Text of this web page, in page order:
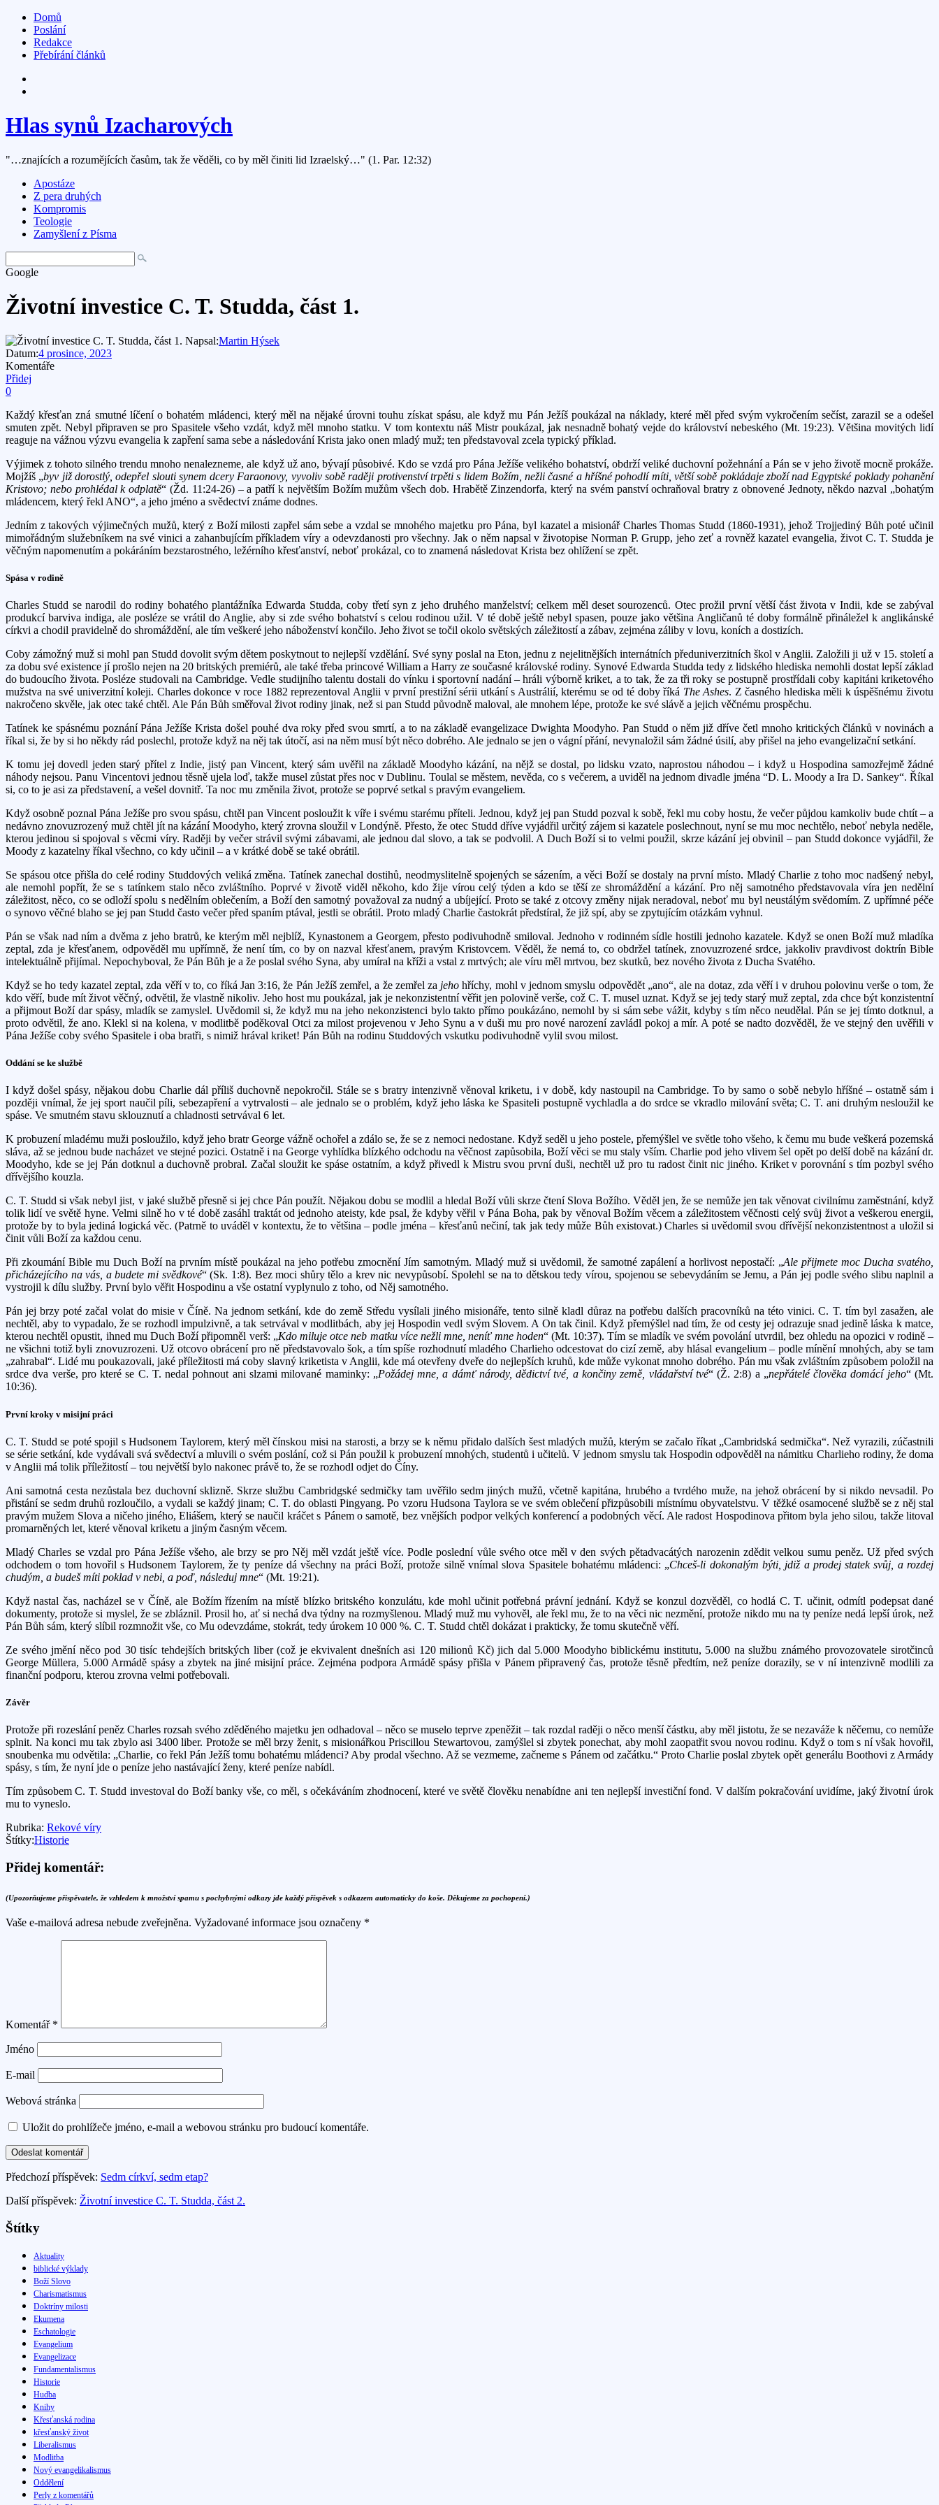
Domů
Poslání
Redakce
Přebírání článků
Hlas synů Izacharových
"…znajících a rozumějících časům, tak že věděli, co by měl činiti lid Izraelský…" (1. Par. 12:32)
Apostáze
Z pera druhých
Kompromis
Teologie
Zamyšlení z Písma
Google
Životní investice C. T. Studda, část 1.
Napsal:Martin Hýsek
Datum:4 prosince, 2023
Komentáře
Přidej
0
Každý křesťan zná smutné líčení o bohatém mládenci, který měl na nějaké úrovni touhu získat spásu, ale když mu Pán Ježíš poukázal na náklady, které měl před svým vykročením sečíst, zarazil se a odešel
smuten zpět. Nebyl připraven se pro Spasitele všeho vzdát, když měl mnoho statku. V tom kontextu náš Mistr poukázal, jak nesnadně bohatý vejde do království nebeského (Mt. 19:23). Většina movitých lidí
reaguje na vážnou výzvu evangelia k zapření sama sebe a následování Krista jako onen mladý muž; ten představoval zcela typický příklad.
Výjimek z tohoto silného trendu mnoho nenalezneme, ale když už ano, bývají působivé. Kdo se vzdá pro Pána Ježíše velikého bohatství, obdrží veliké duchovní požehnání a Pán se v jeho životě mocně prokáže.
Mojžíš „byv již dorostlý, odepřel slouti synem dcery Faraonovy, vyvoliv sobě raději protivenství trpěti s lidem Božím, nežli časné a hříšné pohodlí míti, větší sobě pokládaje zboží nad Egyptské poklady pohanění
Kristovo; nebo prohlédal k odplatě“ (Žd. 11:24-26) – a patří k největším Božím mužům všech dob. Hrabětě Zinzendorfa, který na svém panství ochraňoval bratry z obnovené Jednoty, někdo nazval „bohatým
mládencem, který řekl ANO“, a jeho jméno a svědectví známe dodnes.
Jedním z takových výjimečných mužů, který z Boží milosti zapřel sám sebe a vzdal se mnohého majetku pro Pána, byl kazatel a misionář Charles Thomas Studd (1860-1931), jehož Trojjediný Bůh poté učinil
mimořádným služebníkem na své vinici a zahanbujícím příkladem víry a odevzdanosti pro všechny. Jak o něm napsal v životopise Norman P. Grupp, jeho zeť a rovněž kazatel evangelia, život C. T. Studda je
věčným napomenutím a pokáráním bezstarostného, ležérního křesťanství, neboť prokázal, co to znamená následovat Krista bez ohlížení se zpět.
Spása v rodině
Charles Studd se narodil do rodiny bohatého plantážníka Edwarda Studda, coby třetí syn z jeho druhého manželství; celkem měl deset sourozenců. Otec prožil první větší část života v Indii, kde se zabýval
produkcí barviva indiga, ale posléze se vrátil do Anglie, aby si zde svého bohatství s celou rodinou užil. V té době ještě nebyl spasen, pouze jako většina Angličanů té doby formálně přináležel k anglikánské
církvi a chodil pravidelně do shromáždění, ale tím veškeré jeho náboženství končilo. Jeho život se točil okolo světských záležitostí a zábav, zejména záliby v lovu, koních a dostizích.
Coby zámožný muž si mohl pan Studd dovolit svým dětem poskytnout to nejlepší vzdělání. Své syny poslal na Eton, jednu z nejelitnějších internátních předuniverzitních škol v Anglii. Založili ji už v 15. století a
za dobu své existence jí prošlo nejen na 20 britských premiérů, ale také třeba princové William a Harry ze současné královské rodiny. Synové Edwarda Studda tedy z lidského hlediska nemohli dostat lepší základ
do budoucího života. Posléze studovali na Cambridge. Vedle studijního talentu dostali do vínku i sportovní nadání – hráli výborně kriket, a to tak, že za tři roky se postupně prostřídali coby kapitáni kriketového
mužstva na své univerzitní koleji. Charles dokonce v roce 1882 reprezentoval Anglii v první prestižní sérii utkání s Austrálií, kterému se od té doby říká The Ashes. Z časného hlediska měli k úspěšnému životu
nakročeno skvěle, jak otec také chtěl. Ale Pán Bůh směřoval život rodiny jinak, než si pan Studd původně maloval, ale mnohem lépe, protože ke své slávě a jejich věčnému prospěchu.
Tatínek ke spásnému poznání Pána Ježíše Krista došel pouhé dva roky před svou smrtí, a to na základě evangelizace Dwighta Moodyho. Pan Studd o něm již dříve četl mnoho kritických článků v novinách a
říkal si, že by si ho někdy rád poslechl, protože když na něj tak útočí, asi na něm musí být něco dobrého. Ale jednalo se jen o vágní přání, nevynaložil sám žádné úsilí, aby přišel na jeho evangelizační setkání.
K tomu jej dovedl jeden starý přítel z Indie, jistý pan Vincent, který sám uvěřil na základě Moodyho kázání, na nějž se dostal, po lidsku vzato, naprostou náhodou – i když u Hospodina samozřejmě žádné
náhody nejsou. Panu Vincentovi jednou těsně ujela loď, takže musel zůstat přes noc v Dublinu. Toulal se městem, nevěda, co s večerem, a uviděl na jednom divadle jména “D. L. Moody a Ira D. Sankey“. Říkal
si, co to je asi za představení, a vešel dovnitř. Ta noc mu změnila život, protože se poprvé setkal s pravým evangeliem.
Když osobně poznal Pána Ježíše pro svou spásu, chtěl pan Vincent posloužit k víře i svému starému příteli. Jednou, když jej pan Studd pozval k sobě, řekl mu coby hostu, že večer půjdou kamkoliv bude chtít – a
nedávno znovuzrozený muž chtěl jít na kázání Moodyho, který zrovna sloužil v Londýně. Přesto, že otec Studd dříve vyjádřil určitý zájem si kazatele poslechnout, nyní se mu moc nechtělo, neboť nebyla neděle,
kterou jedinou si spojoval s věcmi víry. Raději by večer strávil svými zábavami, ale jednou dal slovo, a tak se podvolil. A Duch Boží si to velmi použil, skrze kázání jej obvinil – pan Studd dokonce vyjádřil, že
Moody z kazatelny říkal všechno, co kdy učinil – a v krátké době se také obrátil.
Se spásou otce přišla do celé rodiny Studdových veliká změna. Tatínek zanechal dostihů, neodmyslitelně spojených se sázením, a věci Boží se dostaly na první místo. Mladý Charlie z toho moc nadšený nebyl,
ale nemohl popřít, že se s tatínkem stalo něco zvláštního. Poprvé v životě viděl někoho, kdo žije vírou celý týden a kdo se těší ze shromáždění a kázání. Pro něj samotného představovala víra jen nedělní
záležitost, něco, co se odloží spolu s nedělním oblečením, a Boží den samotný považoval za nudný a ubíjející. Proto se také z otcovy změny nijak neradoval, neboť mu byl neustálým svědomím. Z upřímné péče
o synovo věčné blaho se jej pan Studd často večer před spaním ptával, jestli se obrátil. Proto mladý Charlie častokrát předstíral, že již spí, aby se zpytujícím otázkám vyhnul.
Pán se však nad ním a dvěma z jeho bratrů, ke kterým měl nejblíž, Kynastonem a Georgem, přesto podivuhodně smiloval. Jednoho v rodinném sídle hostili jednoho kazatele. Když se onen Boží muž mladíka
zeptal, zda je křesťanem, odpověděl mu upřímně, že není tím, co by on nazval křesťanem, pravým Kristovcem. Věděl, že nemá to, co obdržel tatínek, znovuzrozené srdce, jakkoliv pravdivost doktrín Bible
intelektuálně přijímal. Nepochyboval, že Pán Bůh je a že poslal svého Syna, aby umíral na kříži a vstal z mrtvých; ale víru měl mrtvou, bez skutků, bez nového života z Ducha Svatého.
Když se ho tedy kazatel zeptal, zda věří v to, co říká Jan 3:16, že Pán Ježíš zemřel, a že zemřel za jeho hříchy, mohl v jednom smyslu odpovědět „ano“, ale na dotaz, zda věří i v druhou polovinu verše o tom, že
kdo věří, bude mít život věčný, odvětil, že vlastně nikoliv. Jeho host mu poukázal, jak je nekonzistentní věřit jen polovině verše, což C. T. musel uznat. Když se jej tedy starý muž zeptal, zda chce být konzistentní
a přijmout Boží dar spásy, mladík se zamyslel. Uvědomil si, že když mu na jeho nekonzistenci bylo takto přímo poukázáno, nemohl by si sám sebe vážit, kdyby s tím něco neudělal. Pán se jej tímto dotknul, a
proto odvětil, že ano. Klekl si na kolena, v modlitbě poděkoval Otci za milost projevenou v Jeho Synu a v duši mu pro nové narození zavládl pokoj a mír. A poté se nadto dozvěděl, že ve stejný den uvěřili v
Pána Ježíše coby svého Spasitele i oba bratři, s nimiž hrával kriket! Pán Bůh na rodinu Studdových vskutku podivuhodně vylil svou milost.
Oddání se ke službě
I když došel spásy, nějakou dobu Charlie dál příliš duchovně nepokročil. Stále se s bratry intenzivně věnoval kriketu, i v době, kdy nastoupil na Cambridge. To by samo o sobě nebylo hříšné – ostatně sám i
později vnímal, že jej sport naučil píli, sebezapření a vytrvalosti – ale jednalo se o problém, když jeho láska ke Spasiteli postupně vychladla a do srdce se vkradlo milování světa; C. T. ani druhým nesloužil ke
spáse. Ve smutném stavu sklouznutí a chladnosti setrvával 6 let.
K probuzení mladému muži posloužilo, když jeho bratr George vážně ochořel a zdálo se, že se z nemoci nedostane. Když seděl u jeho postele, přemýšlel ve světle toho všeho, k čemu mu bude veškerá pozemská
sláva, až se jednou bude nacházet ve stejné pozici. Ostatně i na George vyhlídka blízkého odchodu na věčnost zapůsobila, Boží věci se mu staly vším. Charlie pod jeho vlivem šel opět po delší době na kázání dr.
Moodyho, kde se jej Pán dotknul a duchovně probral. Začal sloužit ke spáse ostatním, a když přivedl k Mistru svou první duši, nechtěl už pro tu radost činit nic jiného. Kriket v porovnání s tím pozbyl svého
dřívějšího kouzla.
C. T. Studd si však nebyl jist, v jaké službě přesně si jej chce Pán použít. Nějakou dobu se modlil a hledal Boží vůli skrze čtení Slova Božího. Věděl jen, že se nemůže jen tak věnovat civilnímu zaměstnání, když
tolik lidí ve světě hyne. Velmi silně ho v té době zasáhl traktát od jednoho ateisty, kde psal, že kdyby věřil v Pána Boha, pak by věnoval Božím věcem a záležitostem věčnosti celý svůj život a veškerou energii,
protože by to byla jediná logická věc. (Patrně to uváděl v kontextu, že to většina – podle jména – křesťanů nečiní, tak jak tedy může Bůh existovat.) Charles si uvědomil svou dřívější nekonzistentnost a uložil si
činit vůli Boží za každou cenu.
Při zkoumání Bible mu Duch Boží na prvním místě poukázal na jeho potřebu zmocnění Jím samotným. Mladý muž si uvědomil, že samotné zapálení a horlivost nepostačí: „Ale přijmete moc Ducha svatého,
přicházejícího na vás, a budete mi svědkové“ (Sk. 1:8). Bez moci shůry tělo a krev nic nevypůsobí. Spolehl se na to dětskou tedy vírou, spojenou se sebevydáním se Jemu, a Pán jej podle svého slibu naplnil a
vystrojil k dílu služby. První bylo věřit Hospodinu a vše ostatní vyplynulo z toho, od Něj samotného.
Pán jej brzy poté začal volat do misie v Číně. Na jednom setkání, kde do země Středu vysílali jiného misionáře, tento silně kladl důraz na potřebu dalších pracovníků na této vinici. C. T. tím byl zasažen, ale
nechtěl, aby to vypadalo, že se rozhodl impulzivně, a tak setrvával v modlitbách, aby jej Hospodin vedl svým Slovem. A On tak činil. Když přemýšlel nad tím, že od cesty jej odrazuje snad jedině láska k matce,
kterou nechtěl opustit, ihned mu Duch Boží připomněl verš: „Kdo miluje otce neb matku více nežli mne, neníť mne hoden“ (Mt. 10:37). Tím se mladík ve svém povolání utvrdil, bez ohledu na opozici v rodině –
ne všichni totiž byli znovuzrozeni. Už otcovo obrácení pro ně představovalo šok, a tím spíše rozhodnutí mladého Charlieho odcestovat do cizí země, aby hlásal evangelium – podle mínění mnohých, aby se tam
„zahrabal“. Lidé mu poukazovali, jaké příležitosti má coby slavný kriketista v Anglii, kde má otevřeny dveře do nejlepších kruhů, kde může vykonat mnoho dobrého. Pán mu však zvláštním způsobem položil na
srdce dva verše, pro které se C. T. nedal pohnout ani slzami milované maminky: „Požádej mne, a dámť národy, dědictví tvé, a končiny země, vládařství tvé“ (Ž. 2:8) a „nepřátelé člověka domácí jeho“ (Mt.
10:36).
První kroky v misijní práci
C. T. Studd se poté spojil s Hudsonem Taylorem, který měl čínskou misi na starosti, a brzy se k němu přidalo dalších šest mladých mužů, kterým se začalo říkat „Cambridská sedmička“. Než vyrazili, zúčastnili
se série setkání, kde vydávali svá svědectví a mluvili o svém poslání, což si Pán použil k probuzení mnohých, studentů i učitelů. V jednom smyslu tak Hospodin odpověděl na námitku Charlieho rodiny, že doma
v Anglii má tolik příležitostí – tou největší bylo nakonec právě to, že se rozhodl odjet do Číny.
Ani samotná cesta nezůstala bez duchovní sklizně. Skrze službu Cambridgské sedmičky tam uvěřilo sedm jiných mužů, včetně kapitána, hrubého a tvrdého muže, na jehož obrácení by si nikdo nevsadil. Po
přistání se sedm druhů rozloučilo, a vydali se každý jinam; C. T. do oblasti Pingyang. Po vzoru Hudsona Taylora se ve svém oblečení přizpůsobili místnímu obyvatelstvu. V těžké osamocené službě se z něj stal
pravým mužem Slova a ničeho jiného, Eliášem, který se naučil kráčet s Pánem o samotě, bez vnějších podpor velkých konferencí a podobných věcí. Ale radost Hospodinova přitom byla jeho silou, takže litoval
promarněných let, které věnoval kriketu a jiným časným věcem.
Mladý Charles se vzdal pro Pána Ježíše všeho, ale brzy se pro Něj měl vzdát ještě více. Podle poslední vůle svého otce měl v den svých pětadvacátých narozenin zdědit velkou sumu peněz. Už před svých
odchodem o tom hovořil s Hudsonem Taylorem, že ty peníze dá všechny na práci Boží, protože silně vnímal slova Spasitele bohatému mládenci: „Chceš-li dokonalým býti, jdiž a prodej statek svůj, a rozdej
chudým, a budeš míti poklad v nebi, a poď, následuj mne“ (Mt. 19:21).
Když nastal čas, nacházel se v Číně, ale Božím řízením na místě blízko britského konzulátu, kde mohl učinit potřebná právní jednání. Když se konzul dozvěděl, co hodlá C. T. učinit, odmítl podepsat dané
dokumenty, protože si myslel, že se zbláznil. Prosil ho, ať si nechá dva týdny na rozmyšlenou. Mladý muž mu vyhověl, ale řekl mu, že to na věci nic nezmění, protože nikdo mu na ty peníze nedá lepší úrok, než
Pán Bůh sám, který slíbil rozmnožit vše, co Mu odevzdáme, stokrát, tedy úrokem 10 000 %. C. T. Studd chtěl dokázat i prakticky, že tomu skutečně věří.
Ze svého jmění něco pod 30 tisíc tehdejších britských liber (což je ekvivalent dnešních asi 120 milionů Kč) jich dal 5.000 Moodyho biblickému institutu, 5.000 na službu známého provozovatele sirotčinců
George Müllera, 5.000 Armádě spásy a zbytek na jiné misijní práce. Zejména podpora Armádě spásy přišla v Pánem připravený čas, protože těsně předtím, než peníze dorazily, se v ní intenzivně modlili za
finanční podporu, kterou zrovna velmi potřebovali.
Závěr
Protože při rozeslání peněz Charles rozsah svého zděděného majetku jen odhadoval – něco se muselo teprve zpeněžit – tak rozdal raději o něco menší částku, aby měl jistotu, že se nezaváže k něčemu, co nemůže
splnit. Na konci mu tak zbylo asi 3400 liber. Protože se měl brzy ženit, s misionářkou Priscillou Stewartovou, zamýšlel si zbytek ponechat, aby mohl zaopatřit svou novou rodinu. Když o tom s ní však hovořil,
snoubenka mu odvětila: „Charlie, co řekl Pán Ježíš tomu bohatému mládenci? Aby prodal všechno. Až se vezmeme, začneme s Pánem od začátku.“ Proto Charlie poslal zbytek opět generálu Boothovi z Armády
spásy, s tím, že nyní jde o peníze jeho nastávající ženy, které peníze nabídl.
Tím způsobem C. T. Studd investoval do Boží banky vše, co měl, s očekáváním zhodnocení, které ve světě člověku nenabídne ani ten nejlepší investiční fond. V dalším pokračování uvidíme, jaký životní úrok
mu to vyneslo.
Rubrika: Rekové víry
Štítky:Historie
Přidej komentář:
(Upozorňujeme přispěvatele, že vzhledem k množství spamu s pochybnými odkazy jde každý příspěvek s odkazem automaticky do koše. Děkujeme za pochopení.)
Vaše e-mailová adresa nebude zveřejněna. Vyžadované informace jsou označeny *
Komentář *
Jméno
E-mail
Webová stránka
Uložit do prohlížeče jméno, e-mail a webovou stránku pro budoucí komentáře.
Předchozí příspěvek: Sedm církví, sedm etap?
Další příspěvek: Životní investice C. T. Studda, část 2.
Štítky
Aktuality
biblické výklady
Boží Slovo
Charismatismus
Doktríny milosti
Ekumena
Eschatologie
Evangelium
Evangelizace
Fundamentalismus
Historie
Hudba
Knihy
Křesťanská rodina
křesťanský život
Liberalismus
Modlitba
Nový evangelikalismus
Oddělení
Perly z komentářů